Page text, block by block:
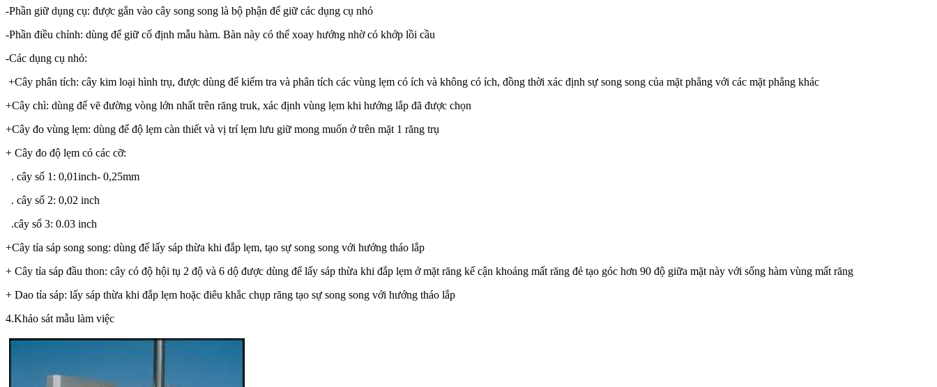
-Phần giữ dụng cụ: được gắn vào cây song song là bộ phận để giữ các dụng cụ nhỏ
-Phần điều chỉnh: dùng để giữ cố định mẫu hàm. Bàn này có thể xoay hướng nhờ có khớp lồi cầu
-Các dụng cụ nhỏ:
+Cây phân tích: cây kim loại hình trụ, được dùng để kiểm tra và phân tích các vùng lẹm có ích và không có ích, đồng thời xác định sự song song của mặt phẳng với các mặt phẳng khác
+Cây chì: dùng để vẽ đường vòng lớn nhất trên răng truk, xác định vùng lẹm khi hướng lắp đã được chọn
+Cây đo vùng lẹm: dùng để độ lẹm càn thiết và vị trí lẹm lưu giữ mong muốn ở trên mặt 1 răng trụ
+ Cây đo độ lẹm có các cỡ:
. cây số 1: 0,01inch- 0,25mm
. cây số 2: 0,02 inch
.cây số 3: 0.03 inch
+Cây tỉa sáp song song: dùng để lấy sáp thừa khi đắp lẹm, tạo sự song song với hướng tháo lắp
+ Cây tỉa sáp đầu thon: cây có độ hội tụ 2 độ và 6 dộ được dùng để lấy sáp thừa khi đắp lẹm ở mặt răng kế cận khoảng mất răng đẻ tạo góc hơn 90 độ giữa mặt này với sống hàm vùng mất răng
+ Dao tỉa sáp: lấy sáp thừa khi đắp lẹm hoặc điêu khắc chụp răng tạo sự song song với hướng tháo lắp
4.Khảo sát mẫu làm việc